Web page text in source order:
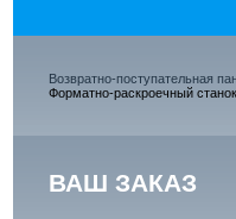
Возвратно-поступательная
Форматно-раскроечный
ВАШ ЗАКАЗ